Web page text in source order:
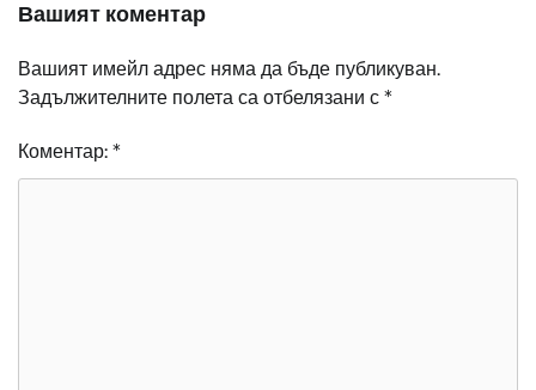
Вашият коментар
Вашият имейл адрес няма да бъде публикуван.
Задължителните полета са отбелязани с *
Коментар: *